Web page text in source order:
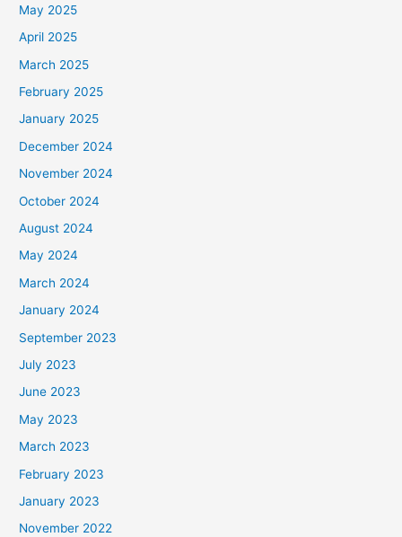
May 2025
April 2025
March 2025
February 2025
January 2025
December 2024
November 2024
October 2024
August 2024
May 2024
March 2024
January 2024
September 2023
July 2023
June 2023
May 2023
March 2023
February 2023
January 2023
November 2022